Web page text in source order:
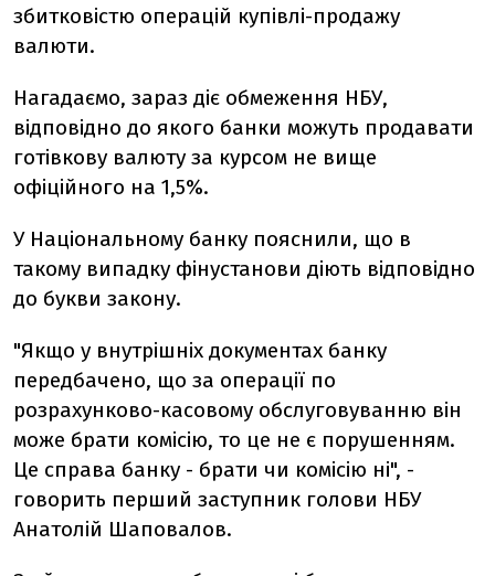
збитковістю операцій купівлі-продажу
валюти.
Нагадаємо, зараз діє обмеження НБУ,
відповідно до якого банки можуть продавати
готівкову валюту за курсом не вище
офіційного на 1,5%.
У Національному банку пояснили, що в
такому випадку фінустанови діють відповідно
до букви закону.
"Якщо у внутрішніх документах банку
передбачено, що за операції по
розрахунково-касовому обслуговуванню він
може брати комісію, то це не є порушенням.
Це справа банку - брати чи комісію ні", -
говорить перший заступник голови НБУ
Анатолій Шаповалов.